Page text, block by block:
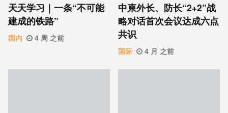
天天学习｜一条“不可能
建成的铁路”
国内 4 周 之前
中柬外长、防长“2+2”战
略对话首次会议达成六点
共识
国际 4 月 之前